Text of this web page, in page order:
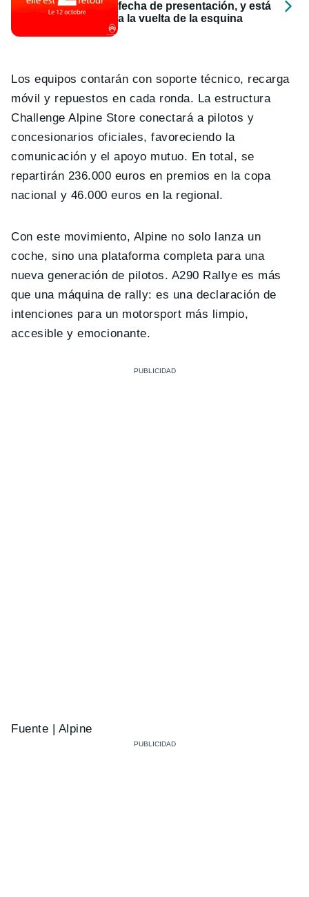
fecha de presentación, y está
a la vuelta de la esquina
Los equipos contarán con soporte técnico, recarga
móvil y repuestos en cada ronda. La estructura
Challenge Alpine Store conectará a pilotos y
concesionarios oficiales, favoreciendo la
comunicación y el apoyo mutuo. En total, se
repartirán 236.000 euros en premios en la copa
nacional y 46.000 euros en la regional.
Con este movimiento, Alpine no solo lanza un
coche, sino una plataforma completa para una
nueva generación de pilotos. A290 Rallye es más
que una máquina de rally: es una declaración de
intenciones para un motorsport más limpio,
accesible y emocionante.
Fuente | Alpine